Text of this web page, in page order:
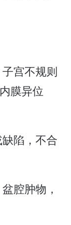
宫不规则
膜异位
陷，不合
腔肿物，